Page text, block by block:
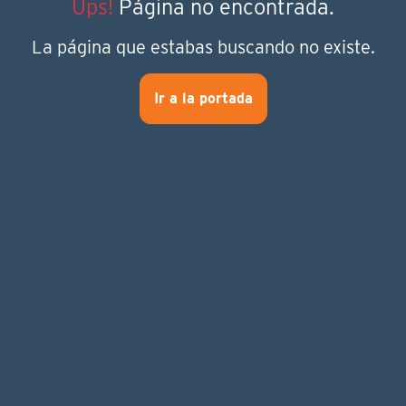
Ups! Página no encontrada.
La página que estabas buscando no existe.
Ir a la portada